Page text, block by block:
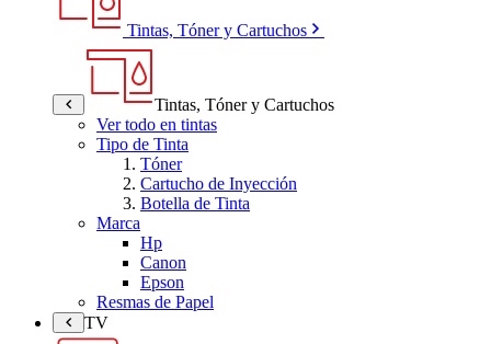
Tintas, Tóner y Cartuchos
Tintas, Tóner y Cartuchos
Ver todo en tintas
Tipo de Tinta
Tóner
Cartucho de Inyección
Botella de Tinta
Marca
Hp
Canon
Epson
Resmas de Papel
TV